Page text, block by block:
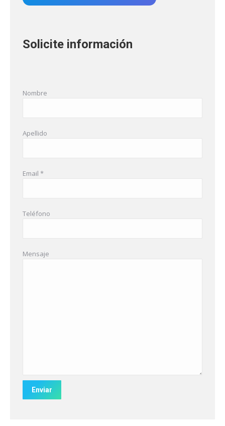
Solicite información
Nombre
Apellido
Email *
Teléfono
Mensaje